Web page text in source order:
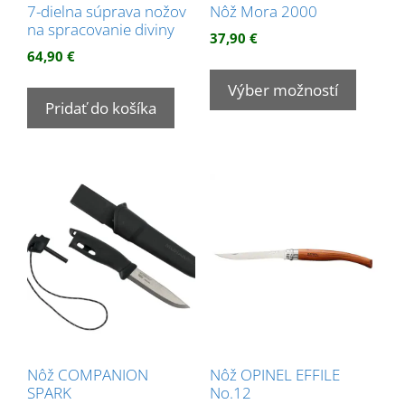
7-dielna súprava nožov
na spracovanie diviny
64,90 €
Pridať do košíka
Nôž Mora 2000
37,90 €
Výber možností
Tento
má
na
Nôž COMPANION
SPARK
Nôž OPINEL EFFILE
No.12